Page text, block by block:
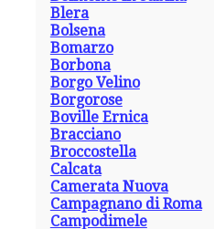
Blera
Bolsena
Bomarzo
Borbona
Borgo Velino
Borgorose
Boville Ernica
Bracciano
Broccostella
Calcata
Camerata Nuova
Campagnano di Roma
Campodimele